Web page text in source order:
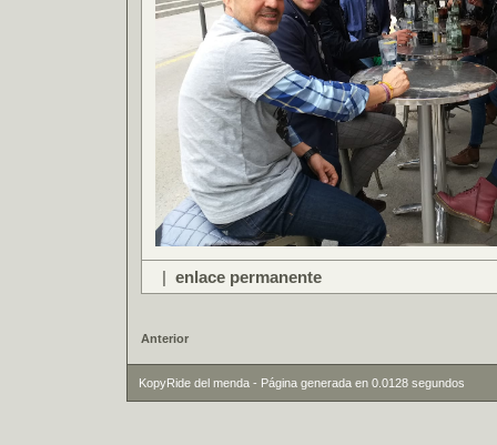
| enlace permanente
Anterior
KopyRide del menda - Página generada en 0.0128 segundos